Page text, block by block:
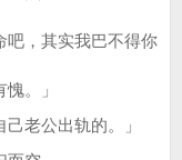
吧，其实我巴不得你
。」
老公出轨的。」